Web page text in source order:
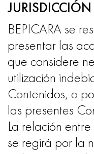
JURISDICCIÓN
BEPICARA se
presentar las
que considere
utilización
Contenidos, o
las presentes
La relación
se regirá por la